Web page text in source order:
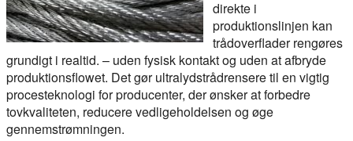
direkte i
produktionslinjen kan
trådoverflader rengøres
grundigt i realtid. – uden fysisk kontakt og uden at afbryde
produktionsflowet. Det gør ultralydstrådrensere til en vigtig
procesteknologi for producenter, der ønsker at forbedre
tovkvaliteten, reducere vedligeholdelsen og øge
gennemstrømningen.